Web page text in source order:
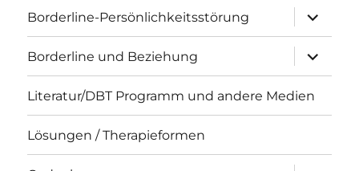
Borderline-Persönlichkeitsstörung
öffnen
Borderline und Beziehung
öffnen
Literatur/DBT Programm und andere Medien
Lösungen / Therapieformen